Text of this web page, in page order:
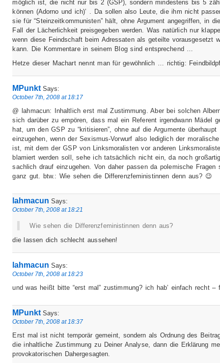
möglich ist, die nicht nur bis 2 (GSP), sondern mindestens bis 5
können (Adorno und ich)’ . Da sollen also Leute, die ihm nicht
sie für “Steinzeitkommunisten” hält, ohne Argument angegriffen, in
Fall der Lächerlichkeit preisgegeben werden. Was natürlich nur
wenn diese Feindschaft beim Adressaten als geteilte vorausgesetzt
kann. Die Kommentare in seinem Blog sind entsprechend …
Hetze dieser Machart nennt man für gewöhnlich … richtig:
MPunkt Says:
October 7th, 2008 at 18:17
@ lahmacun: Inhaltlich erst mal Zustimmung. Aber bei solchen
sich darüber zu empören, dass mal ein Referent irgendwann Mädel
hat, um den GSP zu “kritisieren”, ohne auf die Argumente überhaupt
einzugehen, wenn der Sexismus-Vorwurf also lediglich der
ist, mit dem der GSP von Linksmoralisten vor anderen
blamiert werden soll, sehe ich tatsächlich nicht ein, da noch
sachlich drauf einzugehen. Von daher passen da polemische Fragen
ganz gut. btw.: Wie sehen die Differenzfeministinnen denn aus? 😉
lahmacun Says:
October 7th, 2008 at 18:21
Wie sehen die Differenzfeministinnen denn aus?
die lassen dich schlecht aussehen!
lahmacun Says:
October 7th, 2008 at 18:23
und was heißt bitte “erst mal” zustimmung? ich hab’ einfach recht –
MPunkt Says:
October 7th, 2008 at 18:37
Erst mal ist nicht temporär gemeint, sondern als Ordnung des
die inhaltliche Zustimmung zu Deiner Analyse, dann die Erklärung
provokatorischen Dahergesagten.